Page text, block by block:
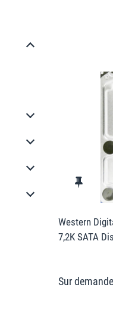
Western
7,2K SATA